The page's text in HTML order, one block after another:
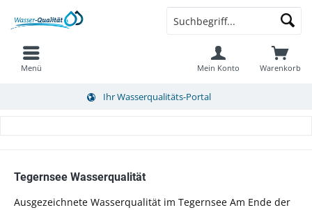
Menü Warenkorb
Mein Konto
Ihr Wasserqualitäts-Portal
Tegernsee Wasserqualität
Ausgezeichnete Wasserqualität im Tegernsee Am Ende der